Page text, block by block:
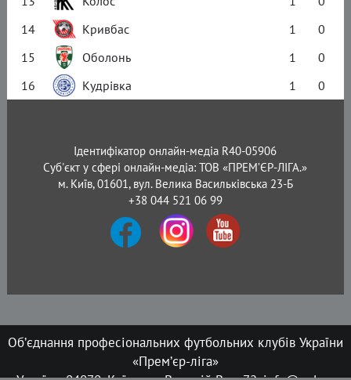
14
Кривбас 1
0
15
Оболонь 1
0
16
Кудрівка 1 0
Ідентифікатор онлайн-медіа R40-05906
Суб'єкт у сфері онлайн-медіа: ТОВ «ПРЕМ’ЄР-ЛІГА.»
м. Київ, 01601, вул. Велика Васильківська 23-Б
+38 044 521 06 99
Об’єднання професіональних футбольних клубів України
«Прем’єр-ліга»